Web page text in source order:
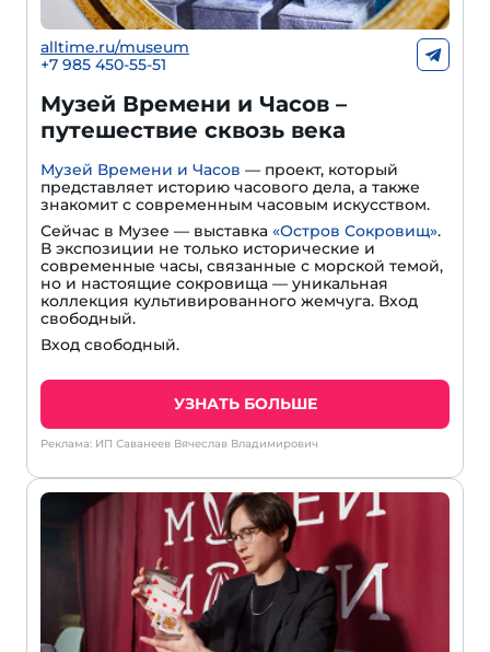
alltime.ru/museum
+7 985 450-55-51
Музей Времени и Часов –
путешествие сквозь века
Музей Времени и Часов — проект, который
представляет историю часового дела, а также
знакомит с современным часовым искусством.
Сейчас в Музее — выставка «Остров Сокровищ».
В экспозиции не только исторические и
современные часы, связанные с морской темой,
но и настоящие сокровища — уникальная
коллекция культивированного жемчуга. Вход
свободный.
Вход свободный.
УЗНАТЬ БОЛЬШЕ
Реклама: ИП Саванеев Вячеслав Владимирович